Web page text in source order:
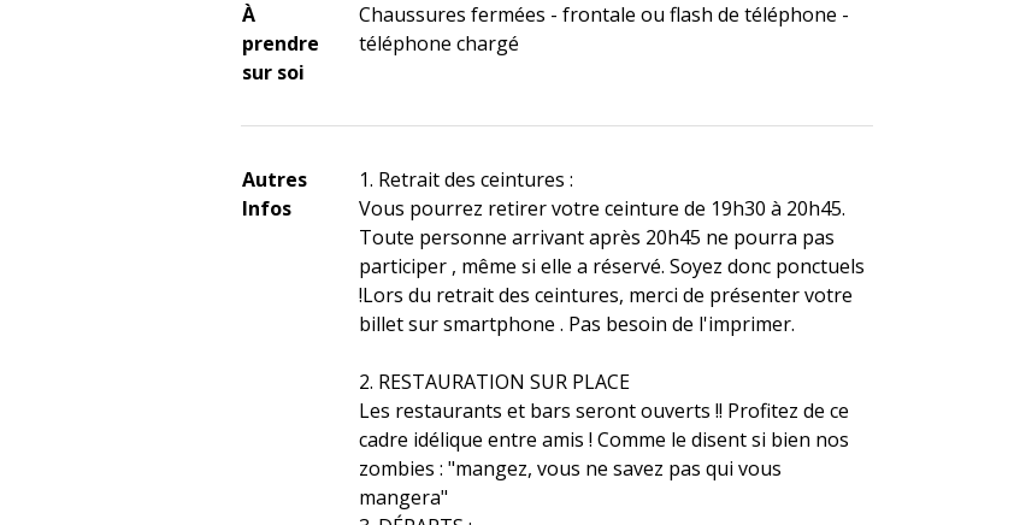
À
prendre
sur soi
Chaussures fermées - frontale ou flash de téléphone -
téléphone chargé
Autres
Infos
1. Retrait des ceintures :
Vous pourrez retirer votre ceinture de 19h30 à 20h45.
Toute personne arrivant après 20h45 ne pourra pas
participer , même si elle a réservé. Soyez donc ponctuels
!Lors du retrait des ceintures, merci de présenter votre
billet sur smartphone . Pas besoin de l'imprimer.
2. RESTAURATION SUR PLACE
Les restaurants et bars seront ouverts !! Profitez de ce
cadre idélique entre amis ! Comme le disent si bien nos
zombies : "mangez, vous ne savez pas qui vous
mangera"